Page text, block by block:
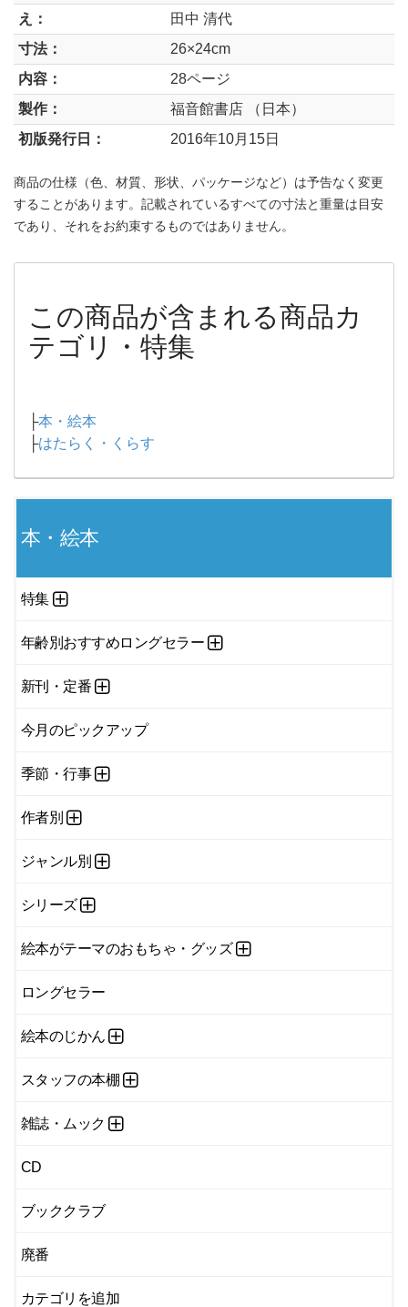
え：
田中 清代
寸法：
26×24cm
内容：
28ページ
製作：
福音館書店 （日本）
初版発行日：
2016年10月15日
商品の仕様（色、材質、形状、パッケージなど）は予告なく変更
することがあります。記載されているすべての寸法と重量は目安
であり、それをお約束するものではありません。
この商品が含まれる商品カ
テゴリ・特集
├本・絵本
├はたらく・くらす
本・絵本
特集
年齢別おすすめロングセラー
新刊・定番
今月のピックアップ
季節・行事
作者別
ジャンル別
シリーズ
絵本がテーマのおもちゃ・グッズ
ロングセラー
絵本のじかん
スタッフの本棚
雑誌・ムック
CD
ブッククラブ
廃番
カテゴリを追加